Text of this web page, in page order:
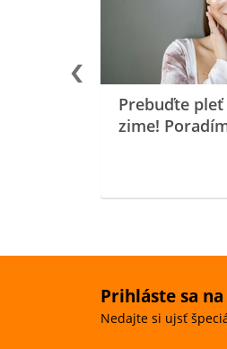
Prebuďte
zime!
Prihláste sa
Nedajte si ujsť